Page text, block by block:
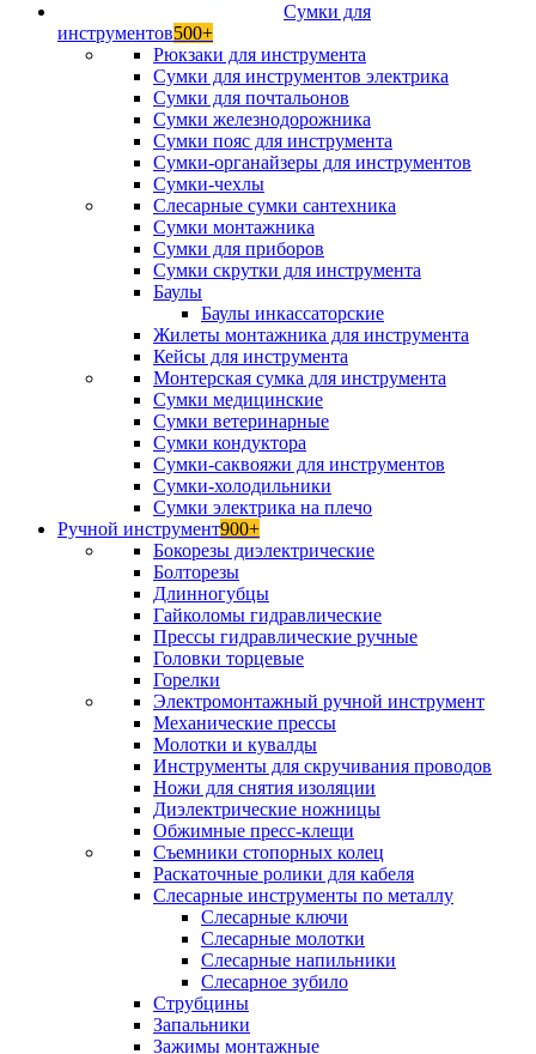
Сумки для
инструментов500+
Рюкзаки для инструмента
Сумки для инструментов электрика
Сумки для почтальонов
Сумки железнодорожника
Сумки пояс для инструмента
Сумки-органайзеры для инструментов
Сумки-чехлы
Слесарные сумки сантехника
Сумки монтажника
Сумки для приборов
Сумки скрутки для инструмента
Баулы
Баулы инкассаторские
Жилеты монтажника для инструмента
Кейсы для инструмента
Монтерская сумка для инструмента
Сумки медицинские
Сумки ветеринарные
Сумки кондуктора
Сумки-саквояжи для инструментов
Сумки-холодильники
Сумки электрика на плечо
Ручной инструмент900+
Бокорезы диэлектрические
Болторезы
Длинногубцы
Гайколомы гидравлические
Прессы гидравлические ручные
Головки торцевые
Горелки
Электромонтажный ручной инструмент
Механические прессы
Молотки и кувалды
Инструменты для скручивания проводов
Ножи для снятия изоляции
Диэлектрические ножницы
Обжимные пресс-клещи
Съемники стопорных колец
Раскаточные ролики для кабеля
Слесарные инструменты по металлу
Слесарные ключи
Слесарные молотки
Слесарные напильники
Слесарное зубило
Струбцины
Запальники
Зажимы монтажные